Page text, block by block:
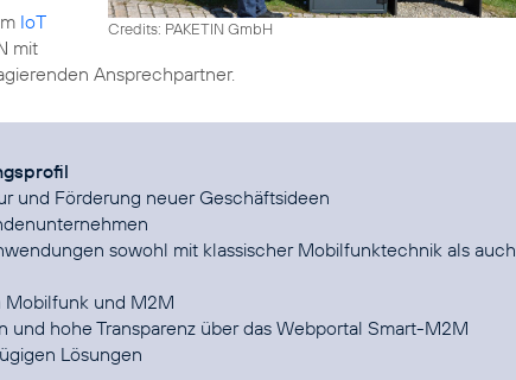
Credits: PAKETIN GmbH
IoT
mit
Ansprechpartner.
und Förderung neuer Geschäftsideen
sowohl mit klassischer Mobilfunktechnik als auch
Mobilfunk und M2M
und hohe Transparenz über das Webportal Smart-M2M
Lösungen